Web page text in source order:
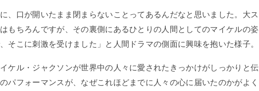
、口が開いたまま閉まらないことってあるんだなと思いました。大ス
もちろんですが、その裏側にあるひとりの人間としてのマイケルの姿
そこに刺激を受けました」と人間ドラマの側面に興味を抱いた様子。
ケル・ジャクソンが世界中の人々に愛されたきっかけがしっかりと伝
パフォーマンスが、なぜこれほどまでに人々の心に届いたのかがよく